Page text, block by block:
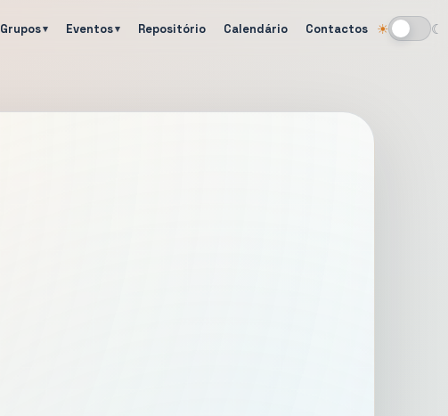
Grupos Eventos Repositório Calendário Contactos ☀ ☾
Alternar tema